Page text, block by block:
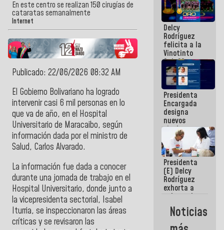
En este centro se realizan 150 cirugías de
cataratas semanalmente
Internet
Publicado: 22/06/2026 08:32 AM
El Gobierno Bolivariano ha logrado
intervenir casi 6 mil personas en lo
que va de año, en el Hospital
Universitario de Maracaibo, según
información dada por el ministro de
Salud, Carlos Alvarado.
La información fue dada a conocer
durante una jornada de trabajo en el
Hospital Universitario, donde junto a
la vicepresidenta sectorial, Isabel
Iturria, se inspeccionaron las áreas
críticas y se revisaron las
las
operaciones
en el
Aeropuerto
Internacional
de
Maiquetía
Delcy
Rodríguez
felicita a la
Vinotinto
Sub 20
campeona
frente
México Sub
23 en los
Centroamericanos
Presidenta
Encargada
designa
nuevos
titulares en
Viceministerio
de Energía
Eléctrica y
CORPOELEC
Presidenta
(E) Delcy
Rodríguez
exhorta a
gobernadores
y alcaldes a
edificar
casas para
Noticias